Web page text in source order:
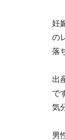
妊
の
落
出
で
気
男